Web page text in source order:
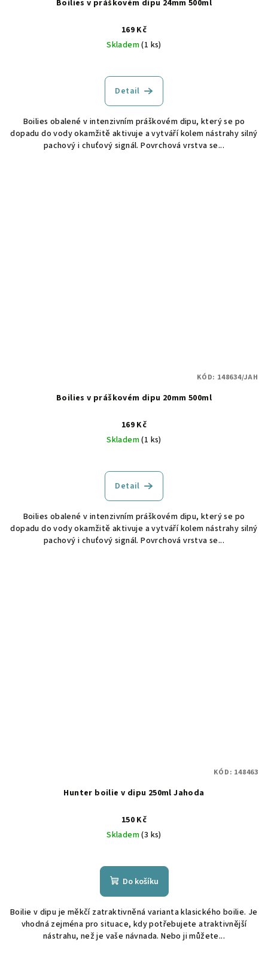
Boilies v práškovém dipu 24mm 500ml
169 Kč
Skladem(1 ks)
Detail
Boilies obalené v intenzivním práškovém dipu, který se po
dopadu do vody okamžitě aktivuje a vytváří kolem nástrahy silný
pachový i chuťový signál. Povrchová vrstva se...
Boilies v práškovém dipu 20mm 500ml
169 Kč
Skladem(1 ks)
Detail
Boilies obalené v intenzivním práškovém dipu, který se po
dopadu do vody okamžitě aktivuje a vytváří kolem nástrahy silný
pachový i chuťový signál. Povrchová vrstva se...
KÓD: 148634/JAH
Hunter boilie v dipu 250ml Jahoda
150 Kč
Skladem(3 ks)
Do košíku
Boilie v dipu je měkčí zatraktivněná varianta klasického boilie. Je
vhodná zejména pro situace, kdy potřebujete atraktivnější
nástrahu, než je vaše návnada. Nebo ji můžete...
KÓD: 148463